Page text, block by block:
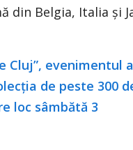
din Belgia, Italia şi